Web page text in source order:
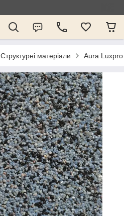
Структурні матеріали Aura Luxpro